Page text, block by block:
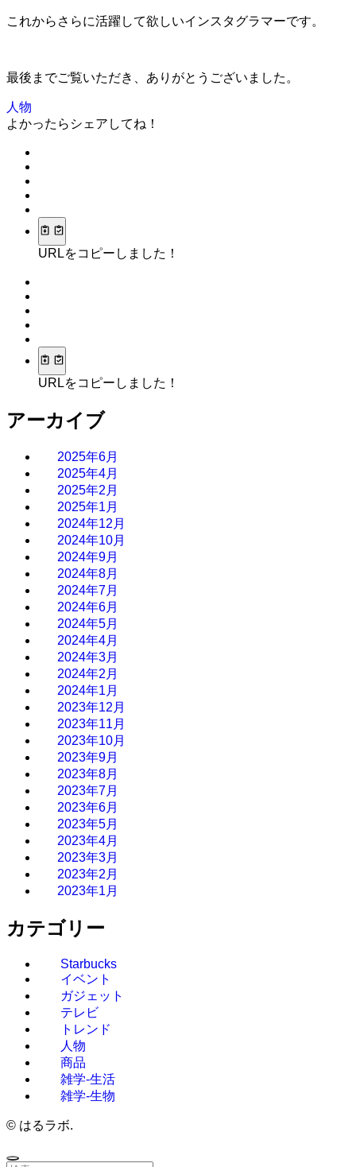
これからさらに活躍して欲しいインスタグラマーです。
最後までご覧いただき、ありがとうございました。
人物
よかったらシェアしてね！
URLをコピーしました！
URLをコピーしました！
アーカイブ
2025年6月
2025年4月
2025年2月
2025年1月
2024年12月
2024年10月
2024年9月
2024年8月
2024年7月
2024年6月
2024年5月
2024年4月
2024年3月
2024年2月
2024年1月
2023年12月
2023年11月
2023年10月
2023年9月
2023年8月
2023年7月
2023年6月
2023年5月
2023年4月
2023年3月
2023年2月
2023年1月
カテゴリー
Starbucks
イベント
ガジェット
テレビ
トレンド
人物
商品
雑学-生活
雑学-生物
© はるラボ.